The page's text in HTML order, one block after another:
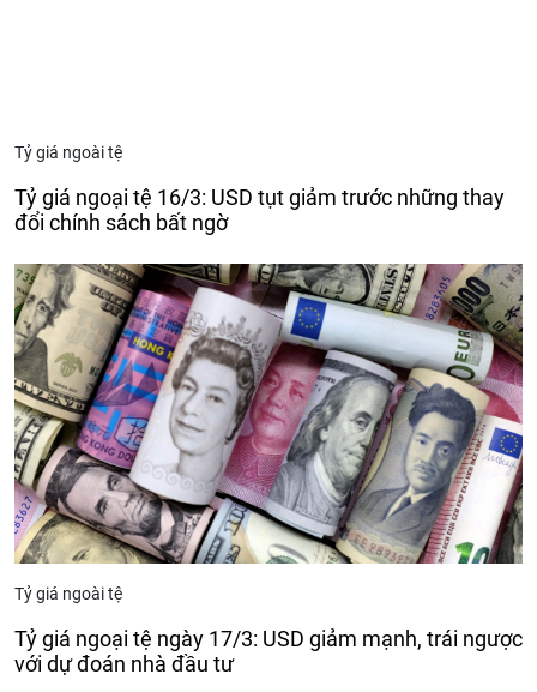
Tỷ giá ngoài tệ
Tỷ giá ngoại tệ 16/3: USD tụt giảm trước những thay
đổi chính sách bất ngờ
Tỷ giá ngoài tệ
Tỷ giá ngoại tệ ngày 17/3: USD giảm mạnh, trái ngược
với dự đoán nhà đầu tư